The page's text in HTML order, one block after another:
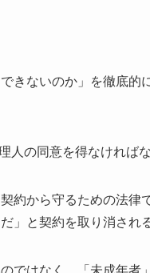
きないのか」を徹底的
人の同意を得なければな
約から守るための法律
」と契約を取り消され
ではなく、「未成年者